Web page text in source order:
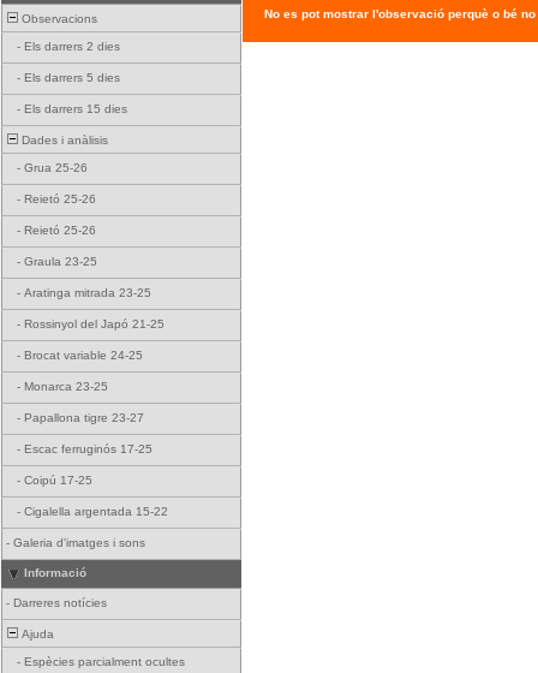
Observacions
- Els darrers 2 dies
- Els darrers 5 dies
- Els darrers 15 dies
Dades i anàlisis
- Grua 25-26
- Reietó 25-26
- Reietó 25-26
- Graula 23-25
- Aratinga mitrada 23-25
- Rossinyol del Japó 21-25
- Brocat variable 24-25
- Monarca 23-25
- Papallona tigre 23-27
- Escac ferruginós 17-25
- Coipú 17-25
- Cigalella argentada 15-22
- Galeria d'imatges i sons
Informació
- Darreres notícies
Ajuda
- Espècies parcialment ocultes
No es pot mostrar l'observació perquè o bé